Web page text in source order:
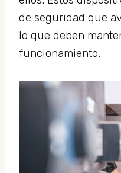
de seguridad que
lo que deben
funcionamiento.